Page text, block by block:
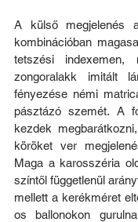
A külső megjelenés
kombinációban
tetszési indexemen,
zongoralakk imitált
fényezése némi
pásztázó szemét. A
kezdek
köröket ver
Maga a karosszéria
színtől függetlenül
mellett a kerékméret
os ballonokon